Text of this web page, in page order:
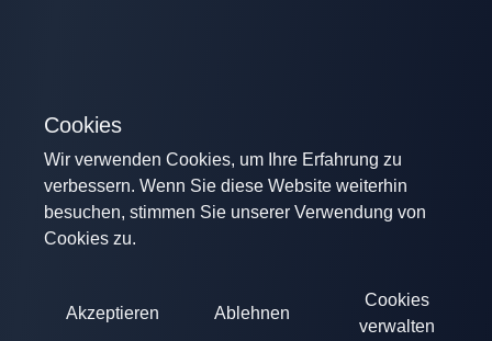
Cookies
Wir verwenden Cookies, um Ihre Erfahrung zu
verbessern. Wenn Sie diese Website weiterhin
besuchen, stimmen Sie unserer Verwendung von
Cookies zu.
Akzeptieren Ablehnen
Cookies
verwalten